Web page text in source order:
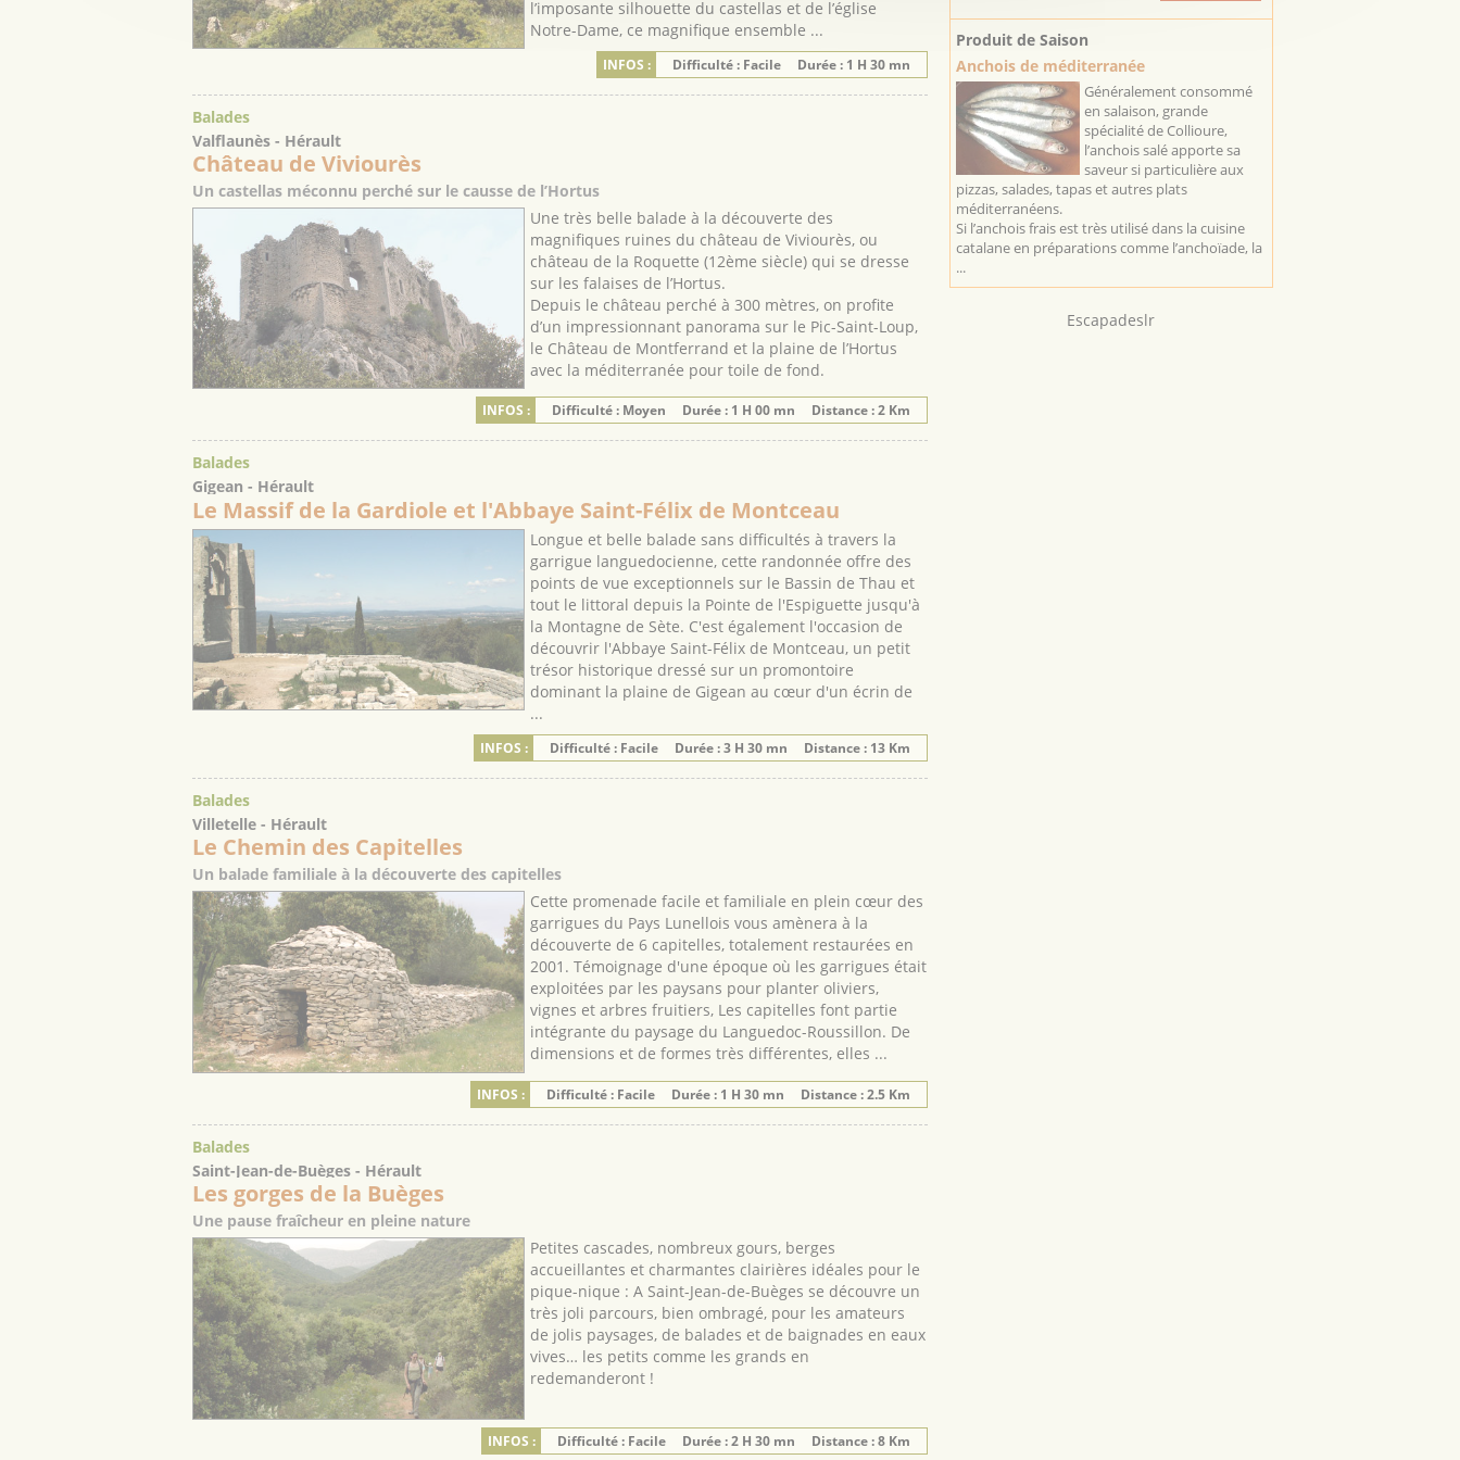
l’imposante silhouette du castellas et de l’église
Notre-Dame, ce magnifique ensemble ...
INFOS : Difficulté : Facile Durée : 1 H 30 mn
Balades
Valflaunès - Hérault
Château de Viviourès
Un castellas méconnu perché sur le causse de l’Hortus
Une très belle balade à la découverte des
magnifiques ruines du château de Viviourès, ou
château de la Roquette (12ème siècle) qui se dresse
sur les falaises de l’Hortus.
Depuis le château perché à 300 mètres, on profite
d’un impressionnant panorama sur le Pic-Saint-Loup,
le Château de Montferrand et la plaine de l’Hortus
avec la méditerranée pour toile de fond.
INFOS : Difficulté : Moyen Durée : 1 H 00 mn Distance : 2 Km
Balades
Gigean - Hérault
Le Massif de la Gardiole et l'Abbaye Saint-Félix de Montceau
Longue et belle balade sans difficultés à travers la
garrigue languedocienne, cette randonnée offre des
points de vue exceptionnels sur le Bassin de Thau et
tout le littoral depuis la Pointe de l'Espiguette jusqu'à
la Montagne de Sète. C'est également l'occasion de
découvrir l'Abbaye Saint-Félix de Montceau, un petit
trésor historique dressé sur un promontoire
dominant la plaine de Gigean au cœur d'un écrin de
...
INFOS : Difficulté : Facile Durée : 3 H 30 mn Distance : 13 Km
Balades
Villetelle - Hérault
Le Chemin des Capitelles
Un balade familiale à la découverte des capitelles
Cette promenade facile et familiale en plein cœur des
garrigues du Pays Lunellois vous amènera à la
découverte de 6 capitelles, totalement restaurées en
2001. Témoignage d'une époque où les garrigues était
exploitées par les paysans pour planter oliviers,
vignes et arbres fruitiers, Les capitelles font partie
intégrante du paysage du Languedoc-Roussillon. De
dimensions et de formes très différentes, elles ...
INFOS : Difficulté : Facile Durée : 1 H 30 mn Distance : 2.5 Km
Balades
Saint-Jean-de-Buèges - Hérault
Les gorges de la Buèges
Une pause fraîcheur en pleine nature
Petites cascades, nombreux gours, berges
accueillantes et charmantes clairières idéales pour le
pique-nique : A Saint-Jean-de-Buèges se découvre un
très joli parcours, bien ombragé, pour les amateurs
de jolis paysages, de balades et de baignades en eaux
vives… les petits comme les grands en
redemanderont !
INFOS : Difficulté : Facile Durée : 2 H 30 mn Distance : 8 Km
Produit de Saison
Anchois de méditerranée
Généralement consommé
en salaison, grande
spécialité de Collioure,
l’anchois salé apporte sa
saveur si particulière aux
pizzas, salades, tapas et autres plats
méditerranéens.
Si l’anchois frais est très utilisé dans la cuisine
catalane en préparations comme l’anchoïade, la
...
Escapadeslr